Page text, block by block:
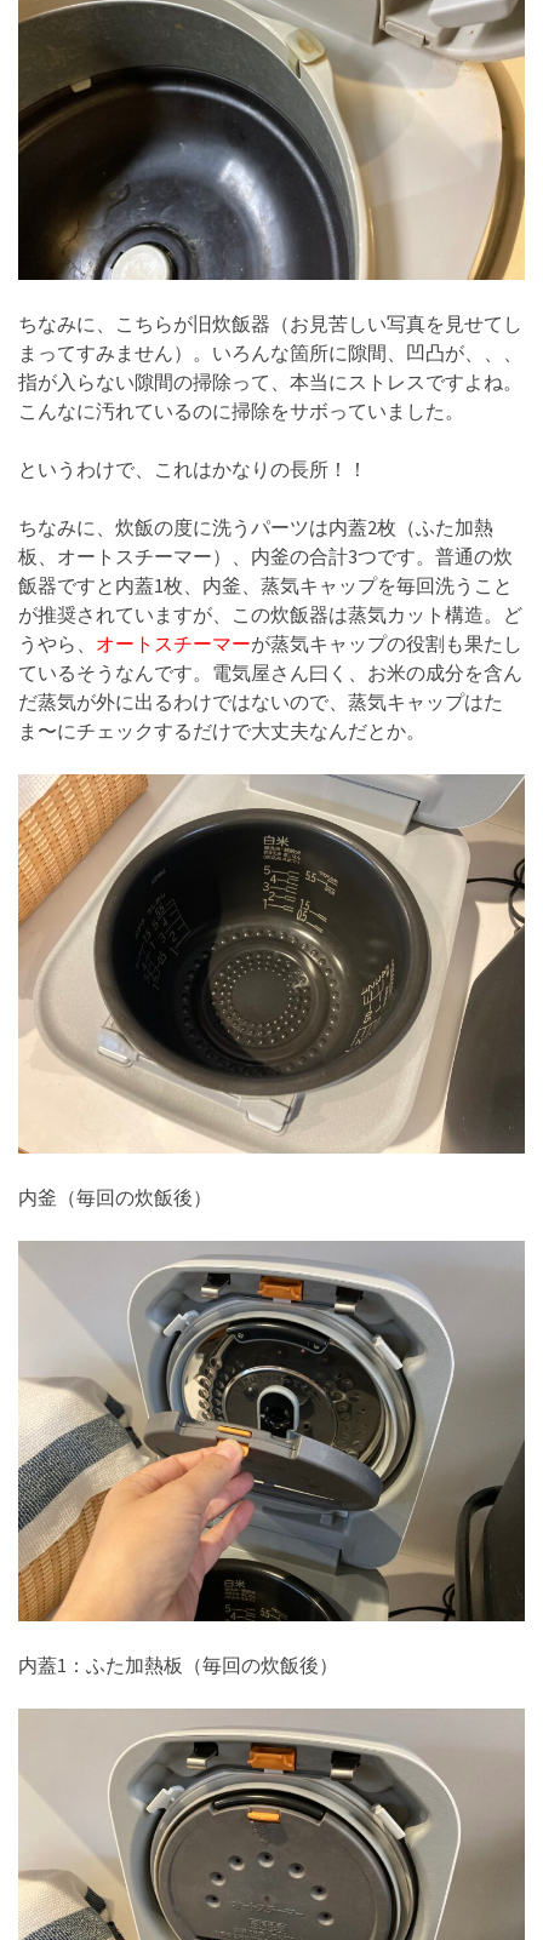
ちなみに、こちらが旧炊飯器（お見苦しい写真を見せてし
まってすみません）。いろんな箇所に隙間、凹凸が、、、
指が入らない隙間の掃除って、本当にストレスですよね。
こんなに汚れているのに掃除をサボっていました。
というわけで、これはかなりの長所！！
ちなみに、炊飯の度に洗うパーツは内蓋2枚（ふた加熱
板、オートスチーマー）、内釜の合計3つです。普通の炊
飯器ですと内蓋1枚、内釜、蒸気キャップを毎回洗うこと
が推奨されていますが、この炊飯器は蒸気カット構造。ど
うやら、 オートスチーマーが蒸気キャップの役割も果たし
ているそうなんです。電気屋さん曰く、お米の成分を含ん
だ蒸気が外に出るわけではないので、蒸気キャップはた
ま〜にチェックするだけで大丈夫なんだとか。
内釜（毎回の炊飯後）
内蓋1：ふた加熱板（毎回の炊飯後）